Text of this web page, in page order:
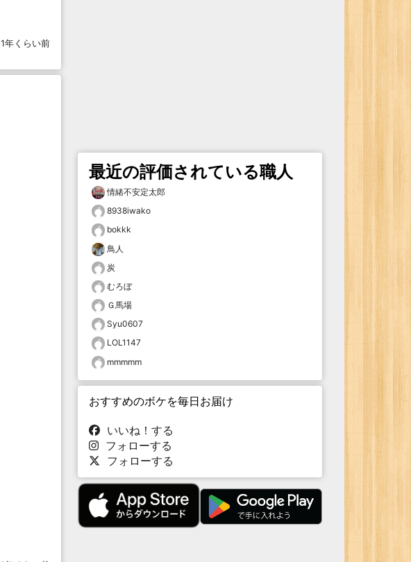
1年くらい前
最近の評価されている職人
情緒不安定太郎
8938iwako
bokkk
鳥人
炭
むろぼ
Ｇ馬場
Syu0607
LOL1147
mmmmm
おすすめのボケを毎日お届け
いいね！する
フォローする
フォローする